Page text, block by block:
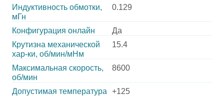
Индуктивность обмотки,
мГн
0.129
Конфигурация онлайн
Да
Крутизна механической
хар-ки, об/мин/мНм
15.4
Максимальная скорость,
об/мин
8600
Допустимая температура
+125